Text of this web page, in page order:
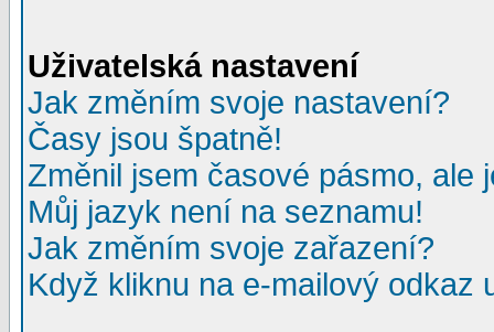
Uživatelská nastavení
Jak změním svoje nastavení?
Časy jsou špatně!
Změnil jsem časové pásmo, ale
Můj jazyk není na seznamu!
Jak změním svoje zařazení?
Když kliknu na e-mailový odkaz